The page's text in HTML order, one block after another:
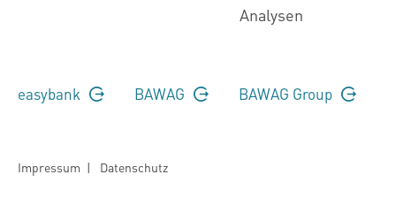
Analysen
easybank BAWAG BAWAG Group
Impressum | Datenschutz